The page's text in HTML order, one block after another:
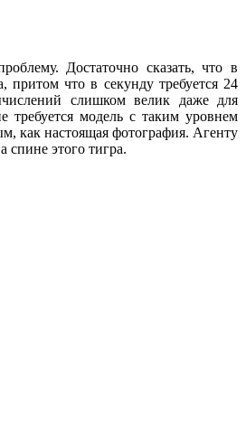
Достаточно сказать, что в
притом что в секунду требуется 24
слишком велик даже для
требуется модель с таким уровнем
как настоящая фотография. Агенту
спине этого тигра.